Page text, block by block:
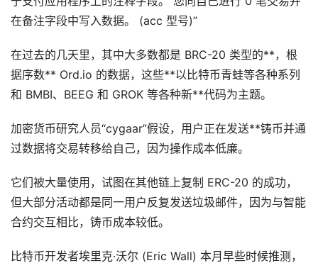
在备注字段中写入数据。 (acc 型号)”
在过去的几天里，其中大多数都是 BRC-20 类型的**，根
据序数** Ord.io 的数据，这些**以比特币青蛙等各种系列
和 BMBI、BEEG 和 GROK 等各种新**代码为主题。
加密货币研究人员“cygaar”假设，用户正在发送**铸币并通
过数据将交易转移给自己，因为操作成本低廉。
它们被大量使用，试图在其他链上复制 ERC-20 的成功，
但大部分活动都是同一用户反复发送垃圾邮件，因为与智能
合约交互相比，铸币成本较低。
比特币开发者埃里克·沃尔 (Eric Wall) 本月早些时候推测，